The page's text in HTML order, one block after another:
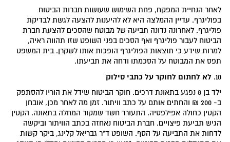
לאחר הנחיית המפקח, פחת השימוש שעושות חברות הביטוח
בפוליגרף. עדיין ההמלצה היא לא להיענות להצעה לגשת לבדיקת
פוליגרף. לאחרונה נדונה תביעה של מבוטח שהסכים להצעת חברת
הביטוח לעבור פוליגרף ואף הסכים בפני השופט שזו תהווה ראיה,
למרות שידע כי תוצאות הפוליגרף הופכות אותו לשקרן. בית המשפט
תפס את המבוטח על הסכמתו ודחה את תביעתו.
10. לא לחתום לחוקר על כתבי סילוק
ילד בן 8 נפגע בתאונת דרכים. חוקר הביטוח שידל את הוריו להסתפק
ב- 200 ₪ והחתים אותם על כתב וויתור. זמן מה לאחר מכן, אובחן
הקטין כחולה אפילפסיה. התעורר חשד שמקור המחלה בתאונה. הקטין
הגיש תביעת פיצויים. חברת הביטוח נאחזה בכתב הוויתור וביקשה
לדחות את התביעה על הסף. השופט ד"ר גבריאל קלינג, ביקר קשות